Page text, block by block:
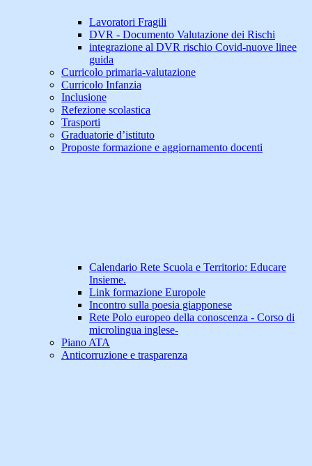
Lavoratori Fragili
DVR - Documento Valutazione dei Rischi
integrazione al DVR rischio Covid-nuove linee
guida
Curricolo primaria-valutazione
Curricolo Infanzia
Inclusione
Refezione scolastica
Trasporti
Graduatorie d’istituto
Proposte formazione e aggiornamento docenti
Calendario Rete Scuola e Territorio: Educare
Insieme.
Link formazione Europole
Incontro sulla poesia giapponese
Rete Polo europeo della conoscenza - Corso di
microlingua inglese-
Piano ATA
Anticorruzione e trasparenza